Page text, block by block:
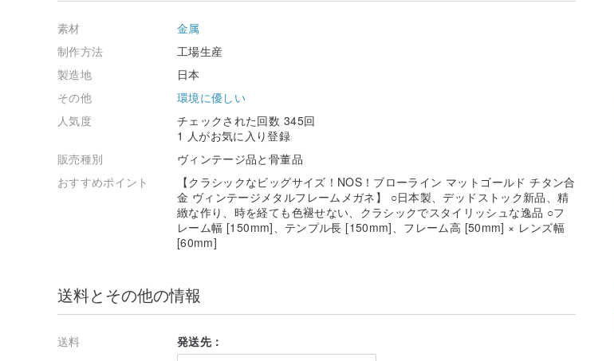
素材
金属
制作方法
工場生産
製造地
日本
その他
環境に優しい
人気度
チェックされた回数 345回
1 人がお気に入り登録
販売種別
ヴィンテージ品と骨董品
おすすめポイント
【クラシックなビッグサイズ！NOS！ブローライン マットゴールド チタン合
金 ヴィンテージメタルフレームメガネ】 ○日本製、デッドストック新品、精
緻な作り、時を経ても色褪せない、クラシックでスタイリッシュな逸品 ○フ
レーム幅 [150mm]、テンプル長 [150mm]、フレーム高 [50mm] × レンズ幅
[60mm]
送料とその他の情報
送料 発送先：